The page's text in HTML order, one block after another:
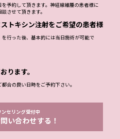
予約して頂きます。神経線維腫の患者様に
させて頂きます。
トキシン注射をご希望の患者様
行った後、基本的には当日施術が可能で
ります。
合の良い日時をご予約下さい。
セリング受付中
い合わせする！